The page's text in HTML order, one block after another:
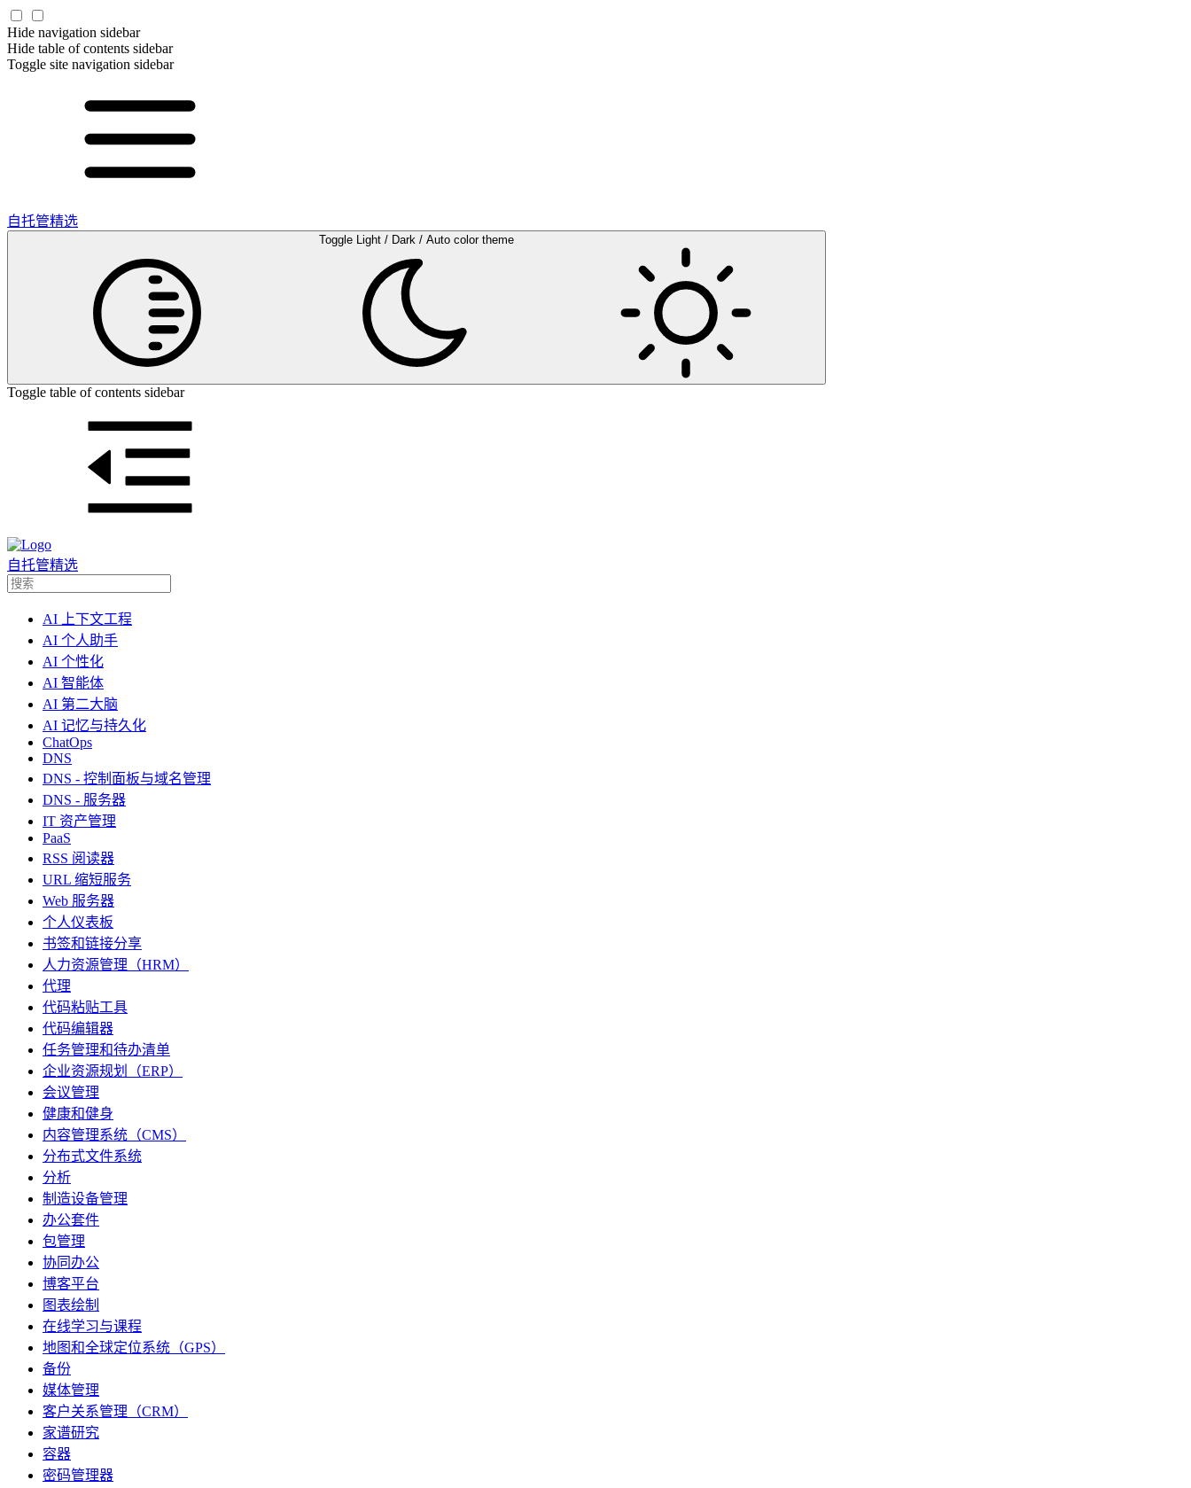
Hide navigation sidebar
Hide table of contents sidebar
Toggle site navigation sidebar
自托管精选
Toggle Light / Dark / Auto color theme
Toggle table of contents sidebar
自托管精选
AI 上下文工程
AI 个人助手
AI 个性化
AI 智能体
AI 第二大脑
AI 记忆与持久化
ChatOps
DNS
DNS - 控制面板与域名管理
DNS - 服务器
IT 资产管理
PaaS
RSS 阅读器
URL 缩短服务
Web 服务器
个人仪表板
书签和链接分享
人力资源管理（HRM）
代理
代码粘贴工具
代码编辑器
任务管理和待办清单
企业资源规划（ERP）
会议管理
健康和健身
内容管理系统（CMS）
分布式文件系统
分析
制造设备管理
办公套件
包管理
协同办公
博客平台
图表绘制
在线学习与课程
地图和全球定位系统（GPS）
备份
媒体管理
客户关系管理（CRM）
家谱研究
容器
密码管理器